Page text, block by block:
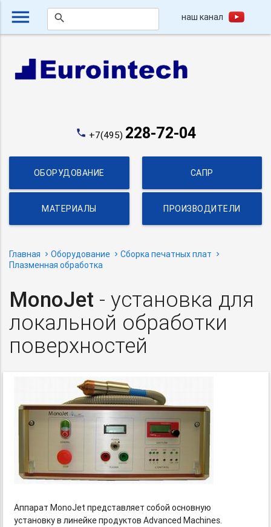
menu search наш канал
phone +7(495) 228-72-04
ОБОРУДОВАНИЕ САПР
МАТЕРИАЛЫ ПРОИЗВОДИТЕЛИ
Главная Оборудование
Сборка печатных плат
Плазменная обработка
MonoJet - установка для
локальной обработки
поверхностей
Аппарат MonoJet представляет собой основную
установку в линейке продуктов Advanced Machines.